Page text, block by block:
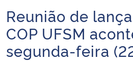
Ministério da Infraestrutura
Ministério da Agricultura, Pecuária e
Início do conteúdo
Reunião de
COP UFSM
segunda-feira